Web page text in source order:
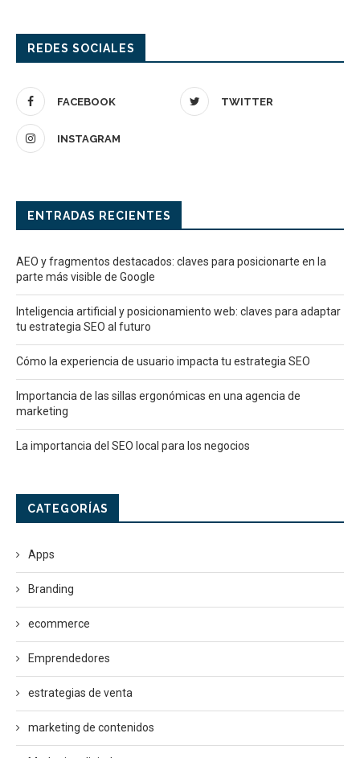
REDES SOCIALES
FACEBOOK TWITTER
INSTAGRAM
ENTRADAS RECIENTES
AEO y fragmentos destacados: claves para posicionarte en la
parte más visible de Google
Inteligencia artificial y posicionamiento web: claves para adaptar
tu estrategia SEO al futuro
Cómo la experiencia de usuario impacta tu estrategia SEO
Importancia de las sillas ergonómicas en una agencia de
marketing
La importancia del SEO local para los negocios
CATEGORÍAS
Apps
Branding
ecommerce
Emprendedores
estrategias de venta
marketing de contenidos